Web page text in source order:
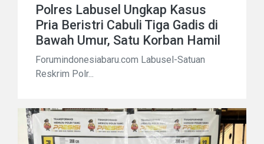
Polres Labusel Ungkap Kasus
Pria Beristri Cabuli Tiga Gadis di
Bawah Umur, Satu Korban Hamil
Forumindonesiabaru.com Labusel-Satuan
Reskrim Polr...